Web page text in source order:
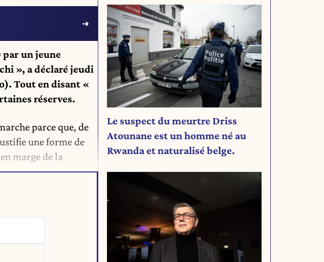
par un jeune
», a déclaré jeudi
Tout en disant «
réserves.
parce que, de
une forme de
marge de la
Le suspect du meurtre Driss
Atounane est un homme né au
Rwanda et naturalisé belge.